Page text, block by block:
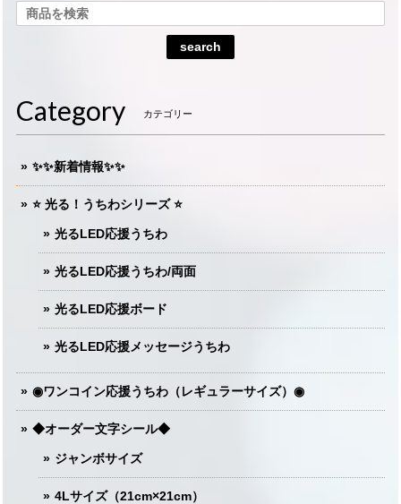
search
Category カテゴリー
✨✨新着情報✨✨
⭐️ 光る！うちわシリーズ ⭐️
光るLED応援うちわ
光るLED応援うちわ/両面
光るLED応援ボード
光るLED応援メッセージうちわ
◉ワンコイン応援うちわ（レギュラーサイズ）◉
◆オーダー文字シール◆
ジャンボサイズ
4Lサイズ（21cm×21cm）